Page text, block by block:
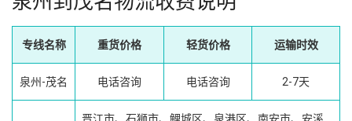
专线名称 重货价格 轻货价格 运输时效
泉州-茂名 电话咨询 电话咨询 2-7天
晋江市、石狮市、鲤城区、泉港区、南安市、安溪